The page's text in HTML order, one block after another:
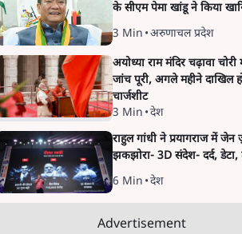
के सीएम पेमा खांडू ने किया
3 Min •अरुणाचल प्रदेश
अयोध्या राम मंदिर चढ़ावा
जांच पूरी, अगले महीने दाखिल
चार्जशीट
3 Min •देश
राहुल गांधी ने प्रयागराज में जेन
झकझोरा- 3D संदेश- दर्द, डेटा,
6 Min •देश
Advertisement